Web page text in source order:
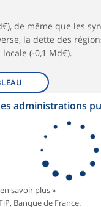
de même que les
la dette des
(-0,1 Md€).
administrations
savoir plus »
Banque de France.